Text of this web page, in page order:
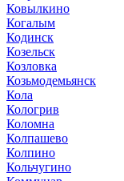
Ковылкино
Когалым
Кодинск
Козельск
Козловка
Козьмодемьянск
Кола
Кологрив
Коломна
Колпашево
Колпино
Кольчугино